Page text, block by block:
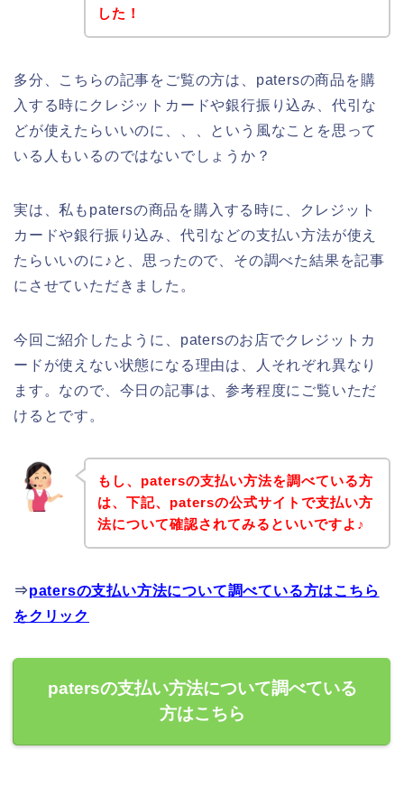
した！
多分、こちらの記事をご覧の方は、patersの商品を購
入する時にクレジットカードや銀行振り込み、代引な
どが使えたらいいのに、、、という風なことを思って
いる人もいるのではないでしょうか？
実は、私もpatersの商品を購入する時に、クレジット
カードや銀行振り込み、代引などの支払い方法が使え
たらいいのに♪と、思ったので、その調べた結果を記事
にさせていただきました。
今回ご紹介したように、patersのお店でクレジットカ
ードが使えない状態になる理由は、人それぞれ異なり
ます。なので、今日の記事は、参考程度にご覧いただ
けるとです。
もし、patersの支払い方法を調べている方
は、下記、patersの公式サイトで支払い方
法について確認されてみるといいですよ♪
⇒patersの支払い方法について調べている方はこちら
をクリック
patersの支払い方法について調べている
方はこちら